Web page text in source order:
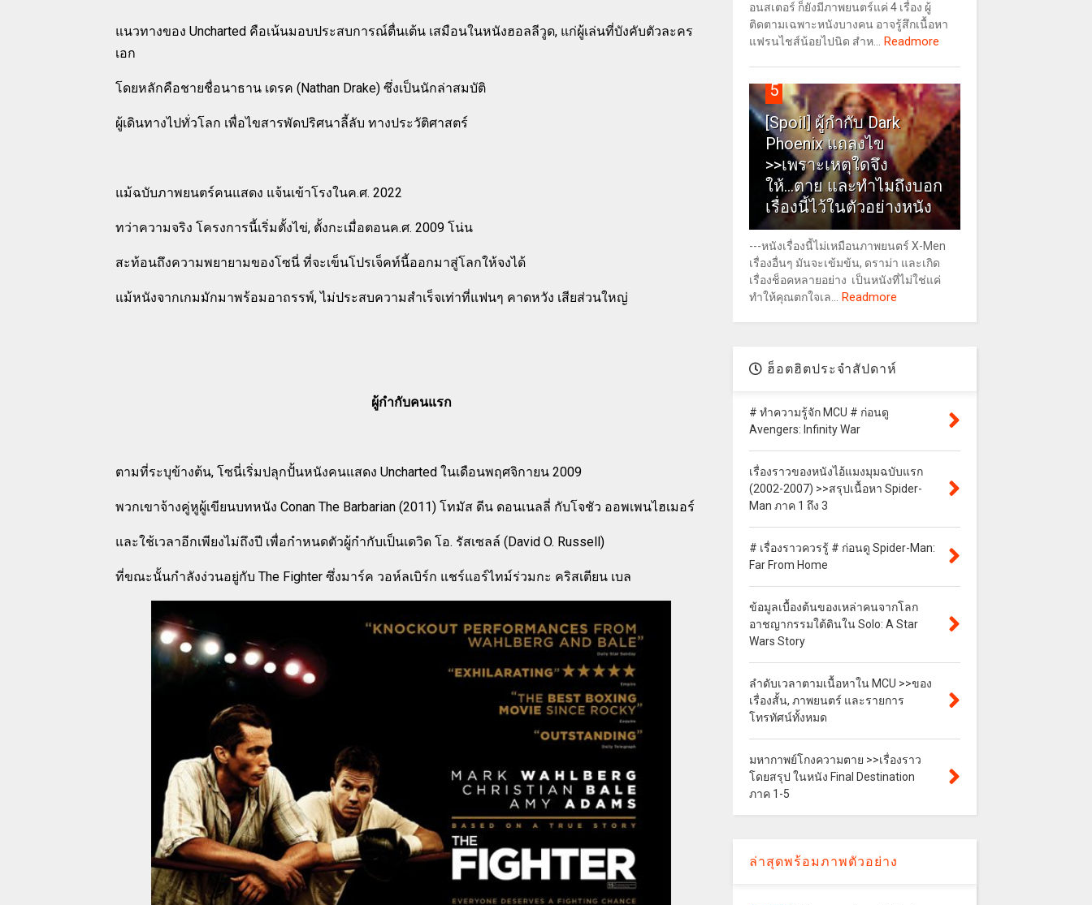
แนวทางของ Uncharted คือเน้นมอบประสบการณ์ตื่นเต้น เสมือนในหนังฮอลลีวูด, แก่ผู้เล่นที่บังคับตัวละคร
เอก
โดยหลักคือชายชื่อนาธาน เดรค (Nathan Drake) ซึ่งเป็นนักล่าสมบัติ
ผู้เดินทางไปทั่วโลก เพื่อไขสารพัดปริศนาลี้ลับ ทางประวัติศาสตร์
แม้ฉบับภาพยนตร์คนแสดง แจ้นเข้าโรงในค.ศ. 2022
ทว่าความจริง โครงการนี้เริ่มตั้งไข่, ตั้งกะเมื่อตอนค.ศ. 2009 โน่น
สะท้อนถึงความพยายามของโซนี่ ที่จะเข็นโปรเจ็คท์นี้ออกมาสู่โลกให้จงได้
แม้หนังจากเกมมักมาพร้อมอาถรรพ์, ไม่ประสบความสำเร็จเท่าที่แฟนๆ คาดหวัง เสียส่วนใหญ่
ผู้กำกับคนแรก
ตามที่ระบุข้างต้น, โซนี่เริ่มปลุกปั้นหนังคนแสดง Uncharted ในเดือนพฤศจิกายน 2009
พวกเขาจ้างคู่หูผู้เขียนบทหนัง Conan The Barbarian (2011) โทมัส ดีน ดอนเนลลี่ กับโจชัว ออพเพนไฮเมอร์
และใช้เวลาอีกเพียงไม่ถึงปี เพื่อกำหนดตัวผู้กำกับเป็นเดวิด โอ. รัสเซลล์ (David O. Russell)
ที่ขณะนั้นกำลังง่วนอยู่กับ The Fighter ซึ่งมาร์ค วอห์ลเบิร์ก แชร์แอร์ไทม์ร่วมกะ คริสเตียน เบล
อนสเตอร์ ก็ยังมีภาพยนตร์แค่ 4 เรื่อง ผู้
ติดตามเฉพาะหนังบางคน อาจรู้สึกเนื้อหา
แฟรนไชส์น้อยไปนิด สำห...
Readmore
5
[Spoil] ผู้กำกับ Dark
Phoenix แถลงไข
>>เพราะเหตุใดจึง
ให้...ตาย และทำไมถึงบอก
เรื่องนี้ไว้ในตัวอย่างหนัง
---หนังเรื่องนี้ไม่เหมือนภาพยนตร์ X-Men
เรื่องอื่นๆ มันจะเข้มข้น, ดราม่า และเกิด
เรื่องช็อคหลายอย่าง เป็นหนังที่ไม่ใช่แค่
ทำให้คุณตกใจเล...
Readmore
ฮ็อตฮิตประจำสัปดาห์
# ทำความรู้จัก MCU # ก่อนดู
Avengers: Infinity War
เรื่องราวของหนังไอ้แมงมุมฉบับแรก
(2002-2007) >>สรุปเนื้อหา Spider-
Man ภาค 1 ถึง 3
# เรื่องราวควรรู้ # ก่อนดู Spider-Man:
Far From Home
ข้อมูลเบื้องต้นของเหล่าคนจากโลก
อาชญากรรมใต้ดินใน Solo: A Star
Wars Story
ลำดับเวลาตามเนื้อหาใน MCU >>ของ
เรื่องสั้น, ภาพยนตร์ และรายการ
โทรทัศน์ทั้งหมด
มหากาพย์โกงความตาย >>เรื่องราว
โดยสรุป ในหนัง Final Destination
ภาค 1-5
ล่าสุดพร้อมภาพตัวอย่าง